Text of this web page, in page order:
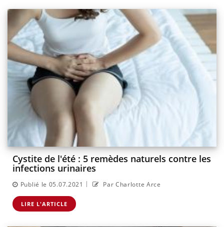
Cystite de l'été : 5 remèdes naturels contre les
infections urinaires
Publié le 05.07.2021 | Par Charlotte Arce
LIRE L'ARTICLE